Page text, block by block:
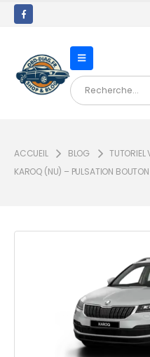
ACCUEIL BLOG
TUTORIEL
KAROQ (NU) – PULSATION